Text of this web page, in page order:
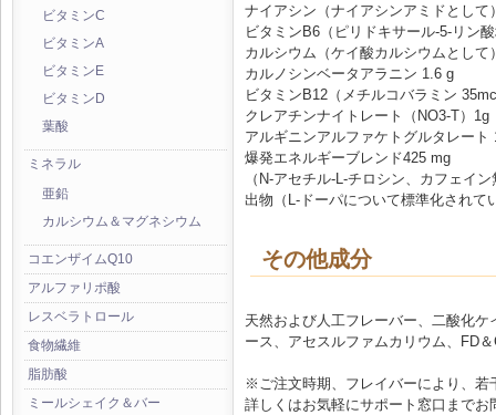
ビタミンC
ビタミンA
ビタミンE
ビタミンD
葉酸
ミネラル
亜鉛
カルシウム＆マグネシウム
コエンザイムQ10
アルファリポ酸
レスベラトロール
食物繊維
脂肪酸
ミールシェイク＆バー
ナイアシン（ナイアシンアミドとして
ビタミンB6（ピリドキサール-5-リン
カルシウム（ケイ酸カルシウムとして
カルノシンベータアラニン 1.6 g
ビタミンB12（メチルコバラミン
クレアチンナイトレート（NO3-T）1g
アルギニンアルファケトグルタレート
爆発エネルギーブレンド425 mg
（N-アセチル-L-チロシン、カフェイ
出物（L-ドーパについて標準化されて
その他成分
天然および人工フレーバー、二酸化
ース、アセスルファムカリウム、FD
※ご注文時期、フレイバーにより、若
詳しくはお気軽にサポート窓口までお